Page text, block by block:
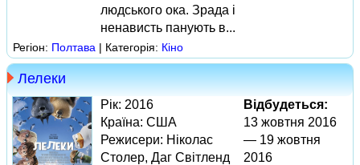
людського ока. Зрада і
ненависть панують в...
Регіон: Полтава | Категорія: Кіно
Лелеки
Рік: 2016
Країна: США
Режисери: Ніколас
Столер, Даг Світленд
Відбудеться:
13 жовтня 2016
— 19 жовтня
2016